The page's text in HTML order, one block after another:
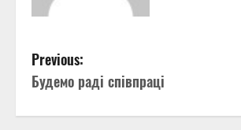
P
o
Previous:
Будемо раді співпраці